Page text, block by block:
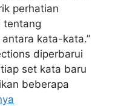
perhatian
tentang
kata-kata.”
diperbarui
set kata baru
beberapa